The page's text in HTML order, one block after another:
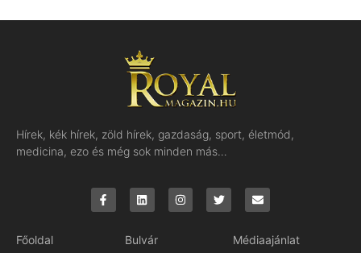
Hírek, kék hírek, zöld hírek, gazdaság, sport, életmód,
medicina, ezo és még sok minden más…
Főoldal
Bulvár
Médiaajánlat